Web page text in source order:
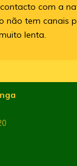
com a
não tem canais
lenta.